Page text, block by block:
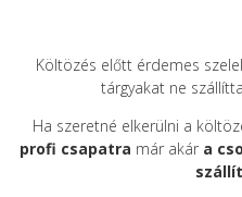
Költözés előtt érdemes
tárgyakat ne
Ha szeretné elkerülni a
profi csapatra már akár a